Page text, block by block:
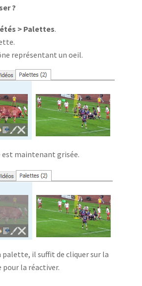
?
> Palettes.
représentant un oeil.
maintenant grisée.
palette, il suffit de cliquer sur la
la réactiver.